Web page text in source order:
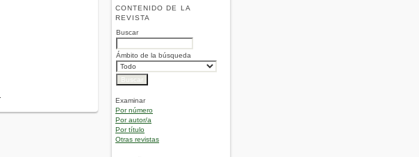
CONTENIDO DE LA
REVISTA
Buscar
Ámbito de la búsqueda
Examinar
Por número
Por autor/a
Por título
Otras revistas